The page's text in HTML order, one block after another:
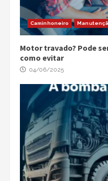
Caminhoneiro
Motor travado? Pode
como evitar
04/06/2025